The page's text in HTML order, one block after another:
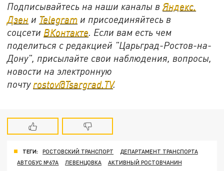
Подписывайтесь на наши каналы вЯндекс.
Дзен и Telegram и присоединяйтесь в
соцсети ВКонтакте. Если вам есть чем
поделиться с редакцией "Царьград-Ростов-на-
Дону", присылайте свои наблюдения, вопросы,
новости на электронную
почту rostov@Tsargrad.ТV.
ТЕГИ: РОСТОВСКИЙ ТРАНСПОРТ
ДЕПАРТАМЕНТ ТРАНСПОРТА
АВТОБУС №67А
ЛЕВЕНЦОВКА АКТИВНЫЙ РОСТОВЧАНИН